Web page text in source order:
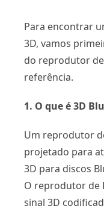
Para encontrar
3D, vamos
do reprodutor
referência.
1. O que é 3D
Um reprodutor
projetado para
3D para discos
O reprodutor de
sinal 3D